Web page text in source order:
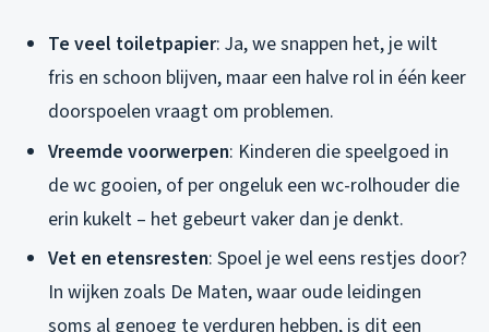
Te veel toiletpapier: Ja, we snappen het, je wilt
fris en schoon blijven, maar een halve rol in één keer
doorspoelen vraagt om problemen.
Vreemde voorwerpen: Kinderen die speelgoed in
de wc gooien, of per ongeluk een wc-rolhouder die
erin kukelt – het gebeurt vaker dan je denkt.
Vet en etensresten: Spoel je wel eens restjes door?
In wijken zoals De Maten, waar oude leidingen
soms al genoeg te verduren hebben, is dit een